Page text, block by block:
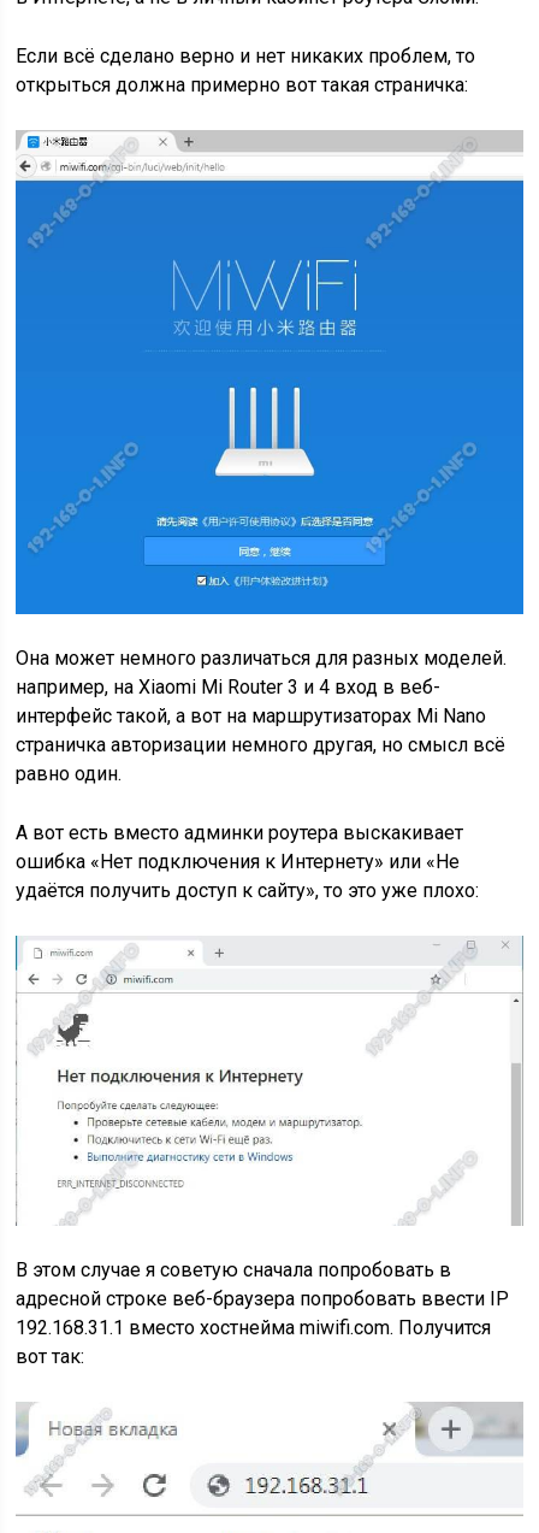
Если всё сделано верно и нет никаких проблем, то
открыться должна примерно вот такая страничка:
Она может немного различаться для разных моделей.
например, на Xiaomi Mi Router 3 и 4 вход в веб-
интерфейс такой, а вот на маршрутизаторах Mi Nano
страничка авторизации немного другая, но смысл всё
равно один.
А вот есть вместо админки роутера выскакивает
ошибка «Нет подключения к Интернету» или «Не
удаётся получить доступ к сайту», то это уже плохо:
В этом случае я советую сначала попробовать в
адресной строке веб-браузера попробовать ввести IP
192.168.31.1 вместо хостнейма miwifi.com. Получится
вот так: